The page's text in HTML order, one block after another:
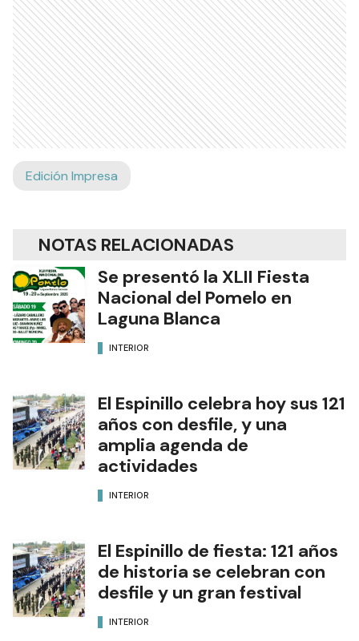
Edición Impresa
NOTAS RELACIONADAS
Se presentó la XLII Fiesta
Nacional del Pomelo en
Laguna Blanca
INTERIOR
El Espinillo celebra hoy sus 121
años con desfile, y una
amplia agenda de
actividades
INTERIOR
El Espinillo de fiesta: 121 años
de historia se celebran con
desfile y un gran festival
INTERIOR